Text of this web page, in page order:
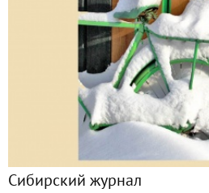
Сибирский журнал
Сейчас обсуждают
Инсталляция из дров
Ревизия семян
На тропе войны с бобром